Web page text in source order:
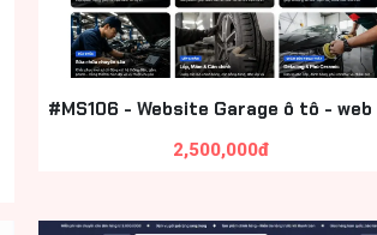
#MS106 - Website Garage ô tô - web
2,500,000đ